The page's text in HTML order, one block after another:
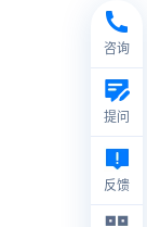
咨询
提问
反馈